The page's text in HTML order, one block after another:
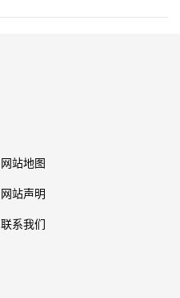
网站地图
网站声明
联系我们